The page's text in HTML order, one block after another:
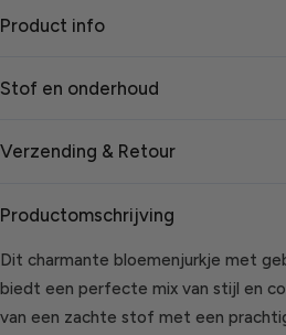
Product info
Stof en onderhoud
Verzending & Retour
Productomschrijving
Dit charmante bloemenjurkje met
biedt een perfecte mix van stijl en
van een zachte stof met een